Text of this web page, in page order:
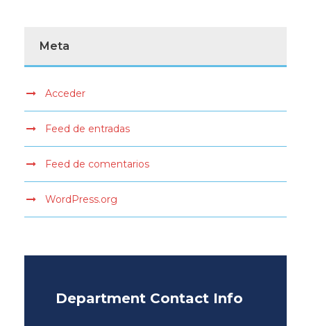
Meta
Acceder
Feed de entradas
Feed de comentarios
WordPress.org
Department Contact Info